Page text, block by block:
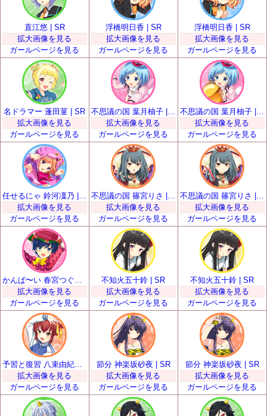
直江悠 | SR
拡大画像を見る
ガールページを見る
浮橋明日香 | SR
拡大画像を見る
ガールページを見る
浮橋明日香 | SR
拡大画像を見る
ガールページを見る
名ドラマー 蓬田菫 | SR
拡大画像を見る
ガールページを見る
不思議の国 葉月柚子 | SR
拡大画像を見る
ガールページを見る
不思議の国 葉月柚子 | SR
拡大画像を見る
ガールページを見る
拡大画像を見る
ガールページを見る
不思議の国 篠宮りさ | SR
拡大画像を見る
ガールページを見る
不思議の国 篠宮りさ | SR
拡大画像を見る
ガールページを見る
拡大画像を見る
ガールページを見る
不知火五十鈴 | SR
拡大画像を見る
ガールページを見る
不知火五十鈴 | SR
拡大画像を見る
ガールページを見る
拡大画像を見る
ガールページを見る
節分 神楽坂砂夜 | SR
拡大画像を見る
ガールページを見る
節分 神楽坂砂夜 | SR
拡大画像を見る
ガールページを見る